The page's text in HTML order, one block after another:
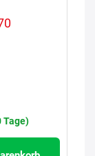
Tage)